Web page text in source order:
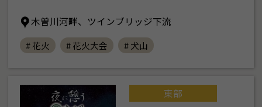
木曽川河畔、ツインブリッジ下流
# 花火 # 花火大会 # 犬山
東部